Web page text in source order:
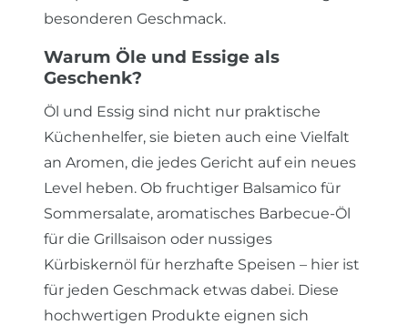
besonderen Geschmack.
Warum Öle und Essige als
Geschenk?
Öl und Essig sind nicht nur praktische
Küchenhelfer, sie bieten auch eine Vielfalt
an Aromen, die jedes Gericht auf ein neues
Level heben. Ob fruchtiger Balsamico für
Sommersalate, aromatisches Barbecue-Öl
für die Grillsaison oder nussiges
Kürbiskernöl für herzhafte Speisen – hier ist
für jeden Geschmack etwas dabei. Diese
hochwertigen Produkte eignen sich